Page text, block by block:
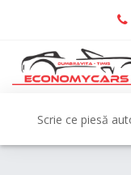
navigation
content